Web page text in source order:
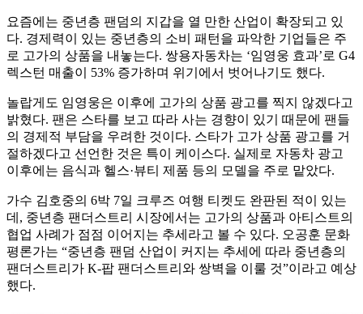
요즘에는 중년층 팬덤의 지갑을 열 만한 산업이 확장되고 있
다. 경제력이 있는 중년층의 소비 패턴을 파악한 기업들은 주
로 고가의 상품을 내놓는다. 쌍용자동차는 ‘임영웅 효과’로 G4
렉스턴 매출이 53% 증가하며 위기에서 벗어나기도 했다.
놀랍게도 임영웅은 이후에 고가의 상품 광고를 찍지 않겠다고
밝혔다. 팬은 스타를 보고 따라 사는 경향이 있기 때문에 팬들
의 경제적 부담을 우려한 것이다. 스타가 고가 상품 광고를 거
절하겠다고 선언한 것은 특이 케이스다. 실제로 자동차 광고
이후에는 음식과 헬스·뷰티 제품 등의 모델을 주로 맡았다.
가수 김호중의 6박 7일 크루즈 여행 티켓도 완판된 적이 있는
데, 중년층 팬더스트리 시장에서는 고가의 상품과 아티스트의
협업 사례가 점점 이어지는 추세라고 볼 수 있다. 오공훈 문화
평론가는 “중년층 팬덤 산업이 커지는 추세에 따라 중년층의
팬더스트리가 K-팝 팬더스트리와 쌍벽을 이룰 것”이라고 예상
했다.